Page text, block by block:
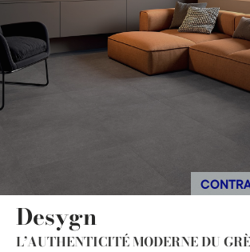
Desygn
L’AUTHENTICITÉ MODERNE DU